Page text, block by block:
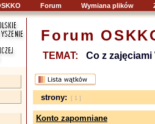
Forum Wymiana plików
Forum
TEMAT: Co z
strony: [ 1 ]
Konto zapomniane